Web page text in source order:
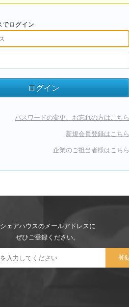
でログイン
パスワードの変更、お忘れの方はこちら
新規会員登録はこちら
企業のご担当者様はこちら
シェアハウスのメールアドレスに
ぜひご登録ください。